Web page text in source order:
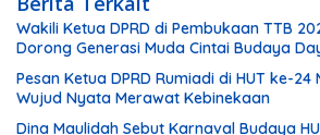
Wakili Ketua DPRD di Pembukaan TTB
Dorong Generasi Muda Cintai Budaya
Pesan Ketua DPRD Rumiadi di HUT ke-
Wujud Nyata Merawat Kebinekaan
Dina Maulidah Sebut Karnaval Budaya